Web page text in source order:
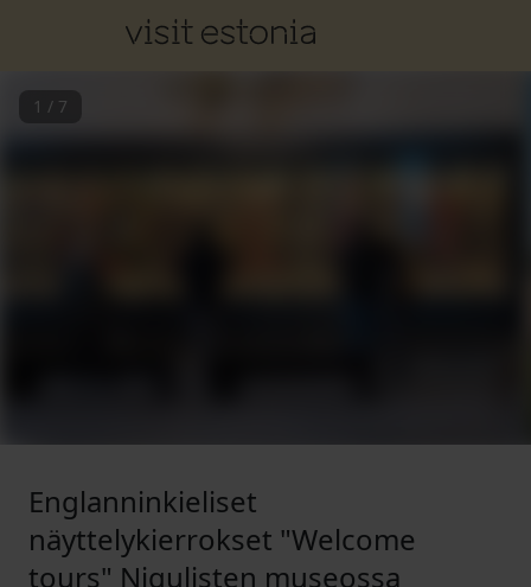
1 / 7
Englanninkieliset
näyttelykierrokset "Welcome
tours" Nigulisten museossa